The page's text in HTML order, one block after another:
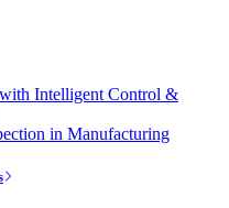
Intelligent Control &
in Manufacturing